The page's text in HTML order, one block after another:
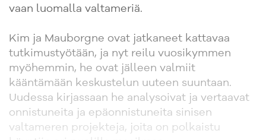
vaan luomalla valtameriä.
Kim ja Mauborgne ovat jatkaneet kattavaa
tutkimustyötään, ja nyt reilu vuosikymmen
myöhemmin, he ovat jälleen valmiit
kääntämään keskustelun uuteen suuntaan.
Uudessa kirjassaan he analysoivat ja vertaavat
onnistuneita ja epäonnistuneita sinisen
valtameren projekteja, joita on polkaistu